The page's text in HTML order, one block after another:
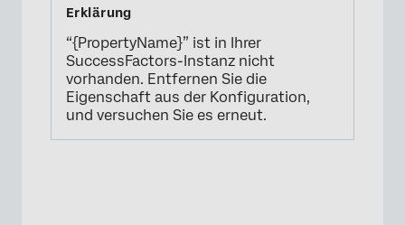
“{PropertyName}” ist in Ihrer
SuccessFactors-Instanz nicht
vorhanden. Entfernen Sie die
Eigenschaft aus der Konfiguration,
und versuchen Sie es erneut.